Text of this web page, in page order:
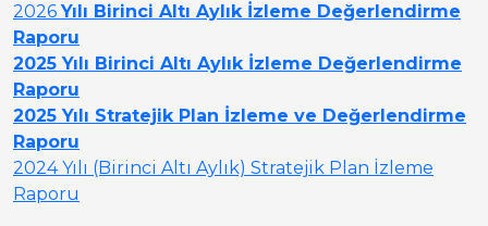
2026 Yılı Birinci Altı Aylık İzleme Değerlendirme
Raporu
2025 Yılı Birinci Altı Aylık İzleme Değerlendirme
Raporu
2025 Yılı Stratejik Plan İzleme ve Değerlendirme
Raporu
2024 Yılı (Birinci Altı Aylık) Stratejik Plan İzleme
Raporu